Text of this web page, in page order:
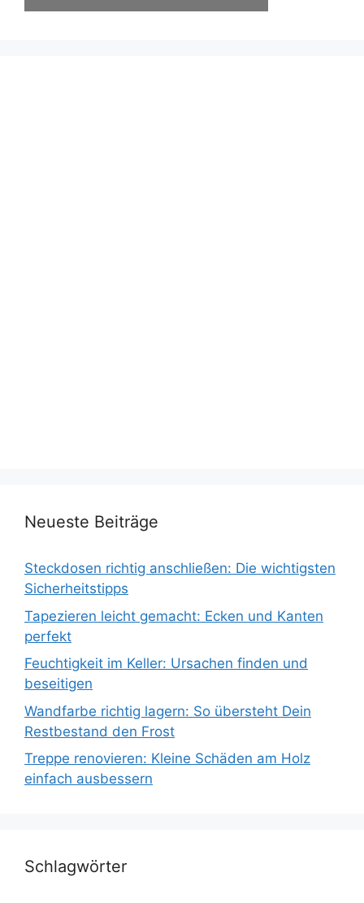
Neueste Beiträge
Steckdosen richtig anschließen: Die wichtigsten
Sicherheitstipps
Tapezieren leicht gemacht: Ecken und Kanten
perfekt
Feuchtigkeit im Keller: Ursachen finden und
beseitigen
Wandfarbe richtig lagern: So übersteht Dein
Restbestand den Frost
Treppe renovieren: Kleine Schäden am Holz
einfach ausbessern
Schlagwörter